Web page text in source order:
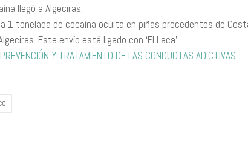
llegó a Algeciras.
1 tonelada de cocaína oculta en piñas procedentes de
Este envío está ligado con ‘El Laca’.
Y TRATAMIENTO DE LAS CONDUCTAS ADICTIVAS.